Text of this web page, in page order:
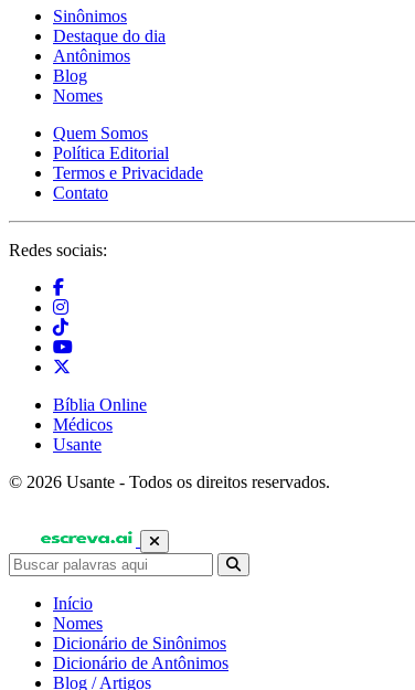
Sinônimos
Destaque do dia
Antônimos
Blog
Nomes
Quem Somos
Política Editorial
Termos e Privacidade
Contato
Redes sociais:
Bíblia Online
Médicos
Usante
© 2026 Usante - Todos os direitos reservados.
Início
Nomes
Dicionário de Sinônimos
Dicionário de Antônimos
Blog / Artigos